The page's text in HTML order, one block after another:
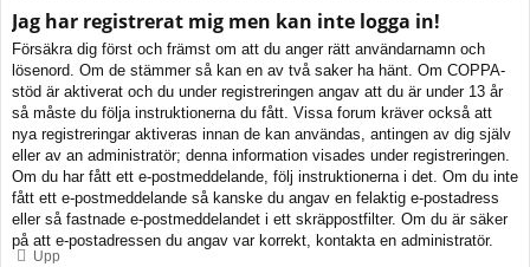
Jag har registrerat mig men kan inte logga in!
Försäkra dig först och främst om att du anger rätt användarnamn och
lösenord. Om de stämmer så kan en av två saker ha hänt. Om COPPA-
stöd är aktiverat och du under registreringen angav att du är under 13 år
så måste du följa instruktionerna du fått. Vissa forum kräver också att
nya registreringar aktiveras innan de kan användas, antingen av dig själv
eller av an administratör; denna information visades under registreringen.
Om du har fått ett e-postmeddelande, följ instruktionerna i det. Om du inte
fått ett e-postmeddelande så kanske du angav en felaktig e-postadress
eller så fastnade e-postmeddelandet i ett skräppostfilter. Om du är säker
på att e-postadressen du angav var korrekt, kontakta en administratör.
Upp